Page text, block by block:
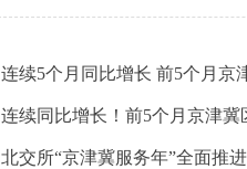
连续5个月同比增长 前5个月京
连续同比增长！前5个月京津冀
北交所“京津冀服务年”全面推